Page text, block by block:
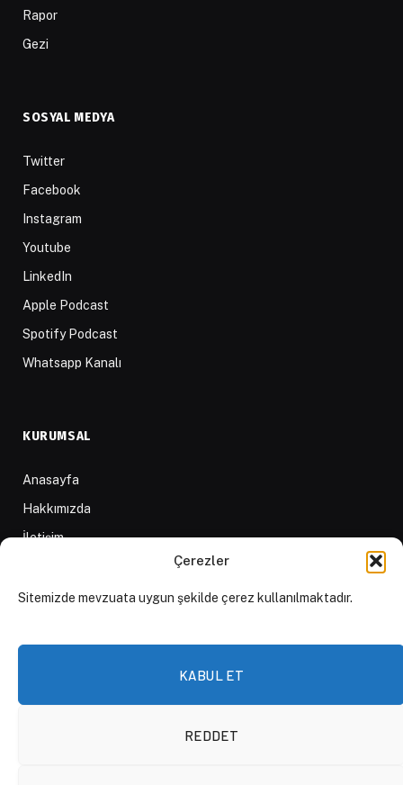
Çerezler
Sitemizde mevzuata uygun şekilde çerez kullanılmaktadır.
KABUL ET
REDDET
Rapor
Gezi
SOSYAL MEDYA
Twitter
Facebook
Instagram
Youtube
LinkedIn
Apple Podcast
Spotify Podcast
Whatsapp Kanalı
KURUMSAL
Anasayfa
Hakkımızda
İletişim
D84 Yayınları